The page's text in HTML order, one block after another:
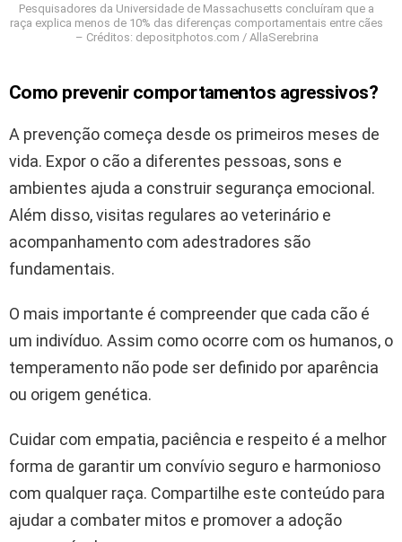
Pesquisadores da Universidade de Massachusetts concluíram que a
raça explica menos de 10% das diferenças comportamentais entre cães
– Créditos: depositphotos.com / AllaSerebrina
Como prevenir comportamentos agressivos?
A prevenção começa desde os primeiros meses de
vida. Expor o cão a diferentes pessoas, sons e
ambientes ajuda a construir segurança emocional.
Além disso, visitas regulares ao veterinário e
acompanhamento com adestradores são
fundamentais.
O mais importante é compreender que cada cão é
um indivíduo. Assim como ocorre com os humanos, o
temperamento não pode ser definido por aparência
ou origem genética.
Cuidar com empatia, paciência e respeito é a melhor
forma de garantir um convívio seguro e harmonioso
com qualquer raça. Compartilhe este conteúdo para
ajudar a combater mitos e promover a adoção